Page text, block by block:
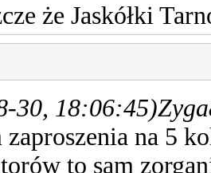
że Jaskółki
30, 18:06:45)
zaproszenia na 5
to sam